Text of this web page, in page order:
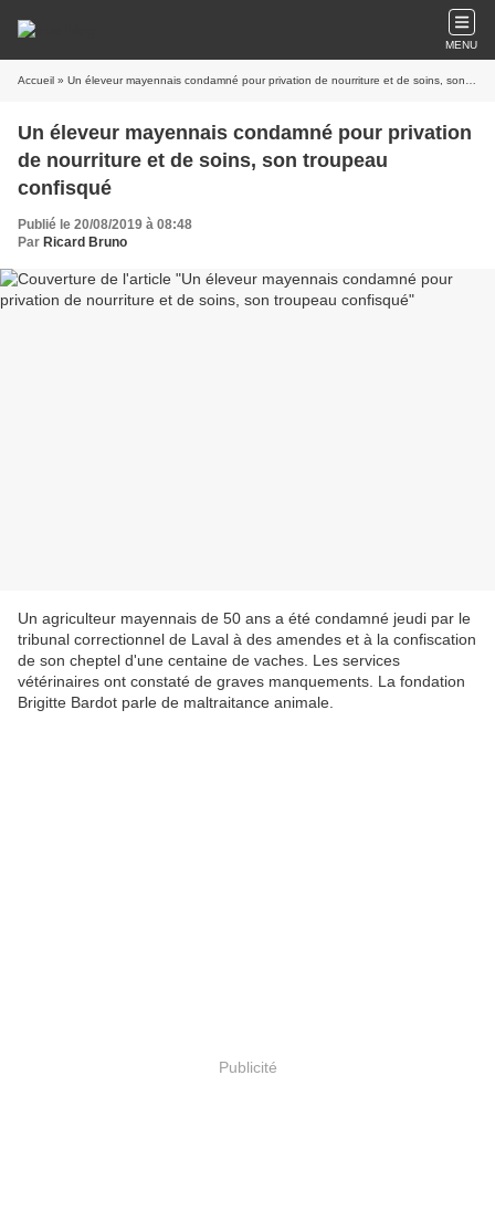
MENU
Accueil » Un éleveur mayennais condamné pour privation de nourriture et de soins, son troupeau confisqué
Un éleveur mayennais condamné pour privation
de nourriture et de soins, son troupeau
confisqué
Publié le 20/08/2019 à 08:48
Par Ricard Bruno
Un agriculteur mayennais de 50 ans a été condamné jeudi par le
tribunal correctionnel de Laval à des amendes et à la confiscation
de son cheptel d'une centaine de vaches. Les services
vétérinaires ont constaté de graves manquements. La fondation
Brigitte Bardot parle de maltraitance animale.
Publicité